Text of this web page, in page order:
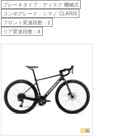
ブレーキタイプ：ディスク 機械式
コンポグレード：シマノ CLARIS
フロント変速段数：2
リア変速段数：8